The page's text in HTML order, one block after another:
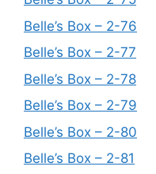
Belle’s Box – 2-76
Belle’s Box – 2-77
Belle’s Box – 2-78
Belle’s Box – 2-79
Belle’s Box – 2-80
Belle’s Box – 2-81